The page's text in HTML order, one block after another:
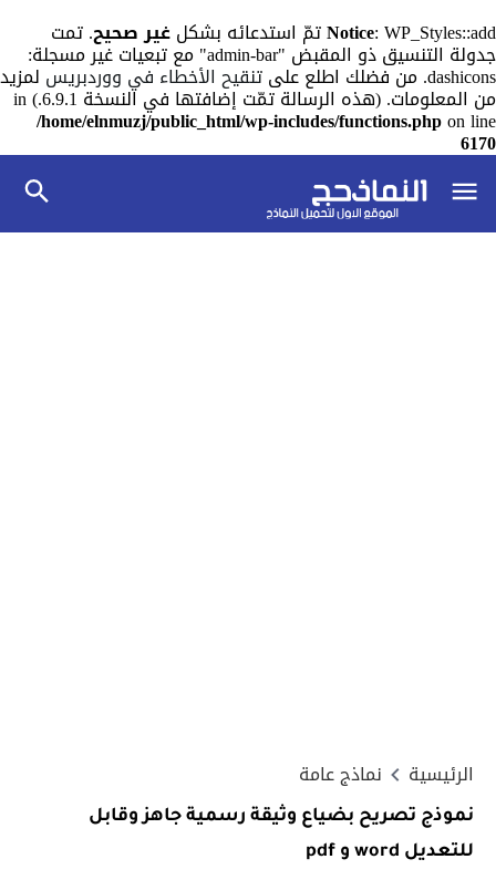
Notice: WP_Styles::add تمّ استدعائه بشكل غير صحيح. تمت
جدولة التنسيق ذو المقبض "admin-bar" مع تبعيات غير مسجلة:
dashicons. من فضلك اطلع على تنقيح الأخطاء في ووردبريس لمزيد
من المعلومات. (هذه الرسالة تمّت إضافتها في النسخة 6.9.1.) in
/home/elnmuzj/public_html/wp-includes/functions.phpon line
6170
الرئيسية نماذج عامة
نموذج تصريح بضياع وثيقة رسمية جاهز وقابل
للتعديل word و pdf